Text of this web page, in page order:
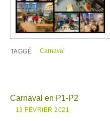
TAGGÉ Carnaval
Carnaval en P1-P2
13 FÉVRIER 2021